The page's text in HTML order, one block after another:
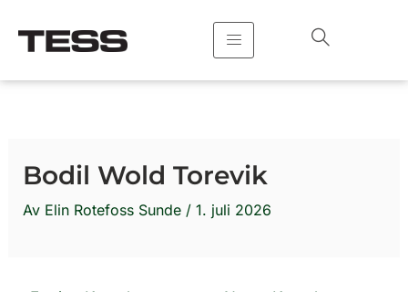
rett
Bodil Wold Torevik
Av Elin Rotefoss Sunde / 1. juli 2026